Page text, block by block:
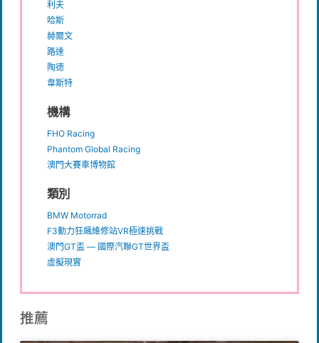
利夫
哈斯
赫爾文
路達
陶德
韋斯特
機構
FHO Racing
Phantom Global Racing
澳門大賽車博物館
類別
BMW Motorrad
F3動力狂飆維修站VR極速挑戰
澳門GT盃 — 國際汽聯GT世界盃
虛擬現實
推薦